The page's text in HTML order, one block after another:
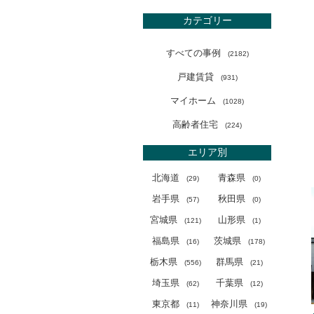
カテゴリー
すべての事例 (2182)
戸建賃貸 (931)
マイホーム (1028)
高齢者住宅 (224)
エリア別
北海道 (29) 青森県 (0)
岩手県 (57) 秋田県 (0)
宮城県 (121) 山形県 (1)
福島県 (16) 茨城県 (178)
栃木県 (556) 群馬県 (21)
埼玉県 (62) 千葉県 (12)
東京都 (11) 神奈川県 (19)